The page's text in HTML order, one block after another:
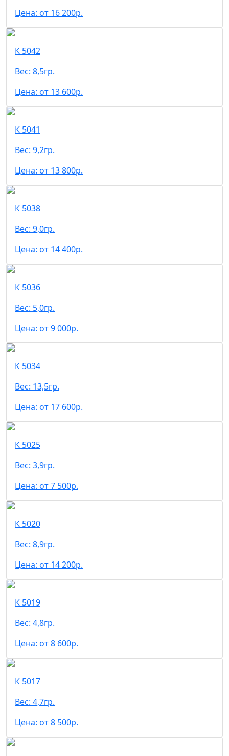
Цена: от 16 200р.
К 5042
Вес: 8,5гр.
Цена: от 13 600р.
К 5041
Вес: 9,2гр.
Цена: от 13 800р.
К 5038
Вес: 9,0гр.
Цена: от 14 400р.
К 5036
Вес: 5,0гр.
Цена: от 9 000р.
К 5034
Вес: 13,5гр.
Цена: от 17 600р.
К 5025
Вес: 3,9гр.
Цена: от 7 500р.
К 5020
Вес: 8,9гр.
Цена: от 14 200р.
К 5019
Вес: 4,8гр.
Цена: от 8 600р.
К 5017
Вес: 4,7гр.
Цена: от 8 500р.